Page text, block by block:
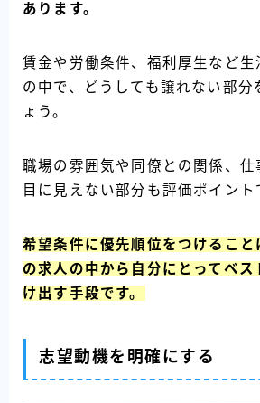
あります。
賃金や労働条件、福利厚生など生
の中で、どうしても譲れない部分
ょう。
職場の雰囲気や同僚との関係、仕
目に見えない部分も評価ポイント
希望条件に優先順位をつけること
の求人の中から自分にとってベス
け出す手段です。
志望動機を明確にする